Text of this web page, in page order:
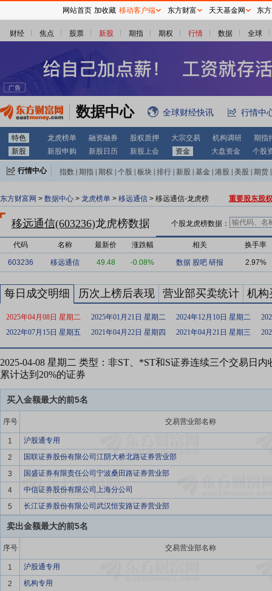
财经 焦点 股票 新股 期指 期权 行情 数据 全球
数据中心 全球财经快讯 行情中
特色 龙虎榜单 融资融券 股权质押 大宗交易 机构调研
期指
新股
新股申购 新股日历 新股上会 资金 大盘资金 个股
行情中心 指数 期指 期权 个股 板块 排行 新股 基金 港股 美股 期货
东方财富网 > 数据中心 > 龙虎榜单 > 移远通信 > 移远通信-龙虎榜 重要股东股
移远通信(603236)龙虎榜数据 个股龙虎榜数据：
代码 名称 最新价 涨跌幅 相关 换手率
603236 移远通信 49.48 -0.08% 数据 股吧 研报 2.97%
每日成交明细 历次上榜后表现 营业部买卖统计 机构
2025年04月08日 星期二 2025年01月21日 星期二 2024年12月10日 星期二
2022年07月15日 星期五
2021年04月22日 星期四 2021年04月21日 星期三
2025-04-08 星期二 类型：非ST、*ST和S证券连续三个交易日
累计达到20%的证券
买入金额最大的前5名
序号 交易营业部名称
1
沪股通专用
2
国联证券股份有限公司江阴大桥北路证券营业部
3
国盛证券有限责任公司宁波桑田路证券营业部
4
中信证券股份有限公司上海分公司
5
长江证券股份有限公司武汉恒安路证券营业部
卖出金额最大的前5名
序号 交易营业部名称
1
沪股通专用
2
机构专用
网站首页 加收藏 移动客户端 东方财富 天天基金网 东